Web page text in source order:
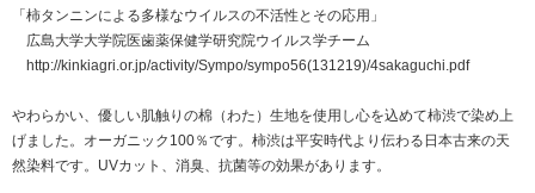
「柿タンニンによる多様なウイルスの不活性とその応用」
広島大学大学院医歯薬保健学研究院ウイルス学チーム
http://kinkiagri.or.jp/activity/Sympo/sympo56(131219)/4sakaguchi.pdf
やわらかい、優しい肌触りの棉（わた）生地を使用し心を込めて柿渋で染め上
げました。オーガニック100％です。柿渋は平安時代より伝わる日本古来の天
然染料です。UVカット、消臭、抗菌等の効果があります。